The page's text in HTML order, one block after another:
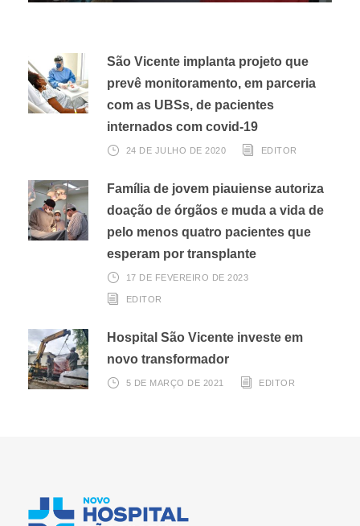
São Vicente implanta projeto que
prevê monitoramento, em parceria
com as UBSs, de pacientes
internados com covid-19
24 DE JULHO DE 2020 EDITOR
Família de jovem piauiense autoriza
doação de órgãos e muda a vida de
pelo menos quatro pacientes que
esperam por transplante
17 DE FEVEREIRO DE 2023
EDITOR
Hospital São Vicente investe em
novo transformador
5 DE MARÇO DE 2021 EDITOR